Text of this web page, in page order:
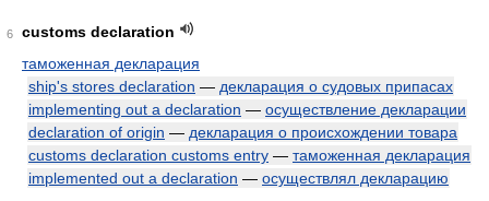
6
customs declaration
таможенная декларация
ship's stores declaration — декларация о судовых припасах
implementing out a declaration — осуществление декларации
declaration of origin — декларация о происхождении товара
customs declaration customs entry — таможенная декларация
implemented out a declaration — осуществлял декларацию